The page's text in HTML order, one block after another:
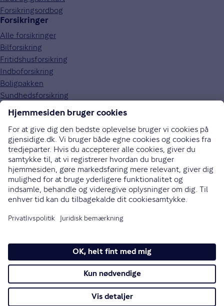
Forsikringsordbog
Forsikringer
Alle forsikringer
Bilforsikring
Fritidshusforsikring
Indboforsikring
Boligpakken
Sundhedsforsikring
Om Gjensidige
Om os
Kundefordele
Job og karriere
Presse
Bæredygtighed
Gouda rejseforsikring
Brugerpanel
70 10 90 09
Bliv ringet op
Cookies